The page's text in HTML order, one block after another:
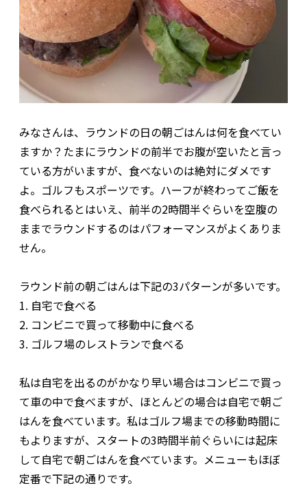
みなさんは、ラウンドの日の朝ごはんは何を食べてい
ますか？たまにラウンドの前半でお腹が空いたと言っ
ている方がいますが、食べないのは絶対にダメです
よ。ゴルフもスポーツです。ハーフが終わってご飯を
食べられるとはいえ、前半の2時間半ぐらいを空腹の
ままでラウンドするのはパフォーマンスがよくありま
せん。
ラウンド前の朝ごはんは下記の3パターンが多いです。
1. 自宅で食べる
2. コンビニで買って移動中に食べる
3. ゴルフ場のレストランで食べる
私は自宅を出るのがかなり早い場合はコンビニで買っ
て車の中で食べますが、ほとんどの場合は自宅で朝ご
はんを食べています。私はゴルフ場までの移動時間に
もよりますが、スタートの3時間半前ぐらいには起床
して自宅で朝ごはんを食べています。メニューもほぼ
定番で下記の通りです。